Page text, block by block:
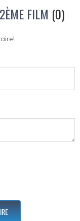
FILM (0)